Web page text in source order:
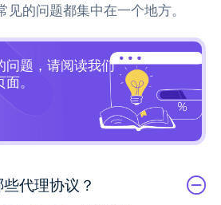
见的问题都集中在一个地方。
问题，请阅读我们
。
代理协议？